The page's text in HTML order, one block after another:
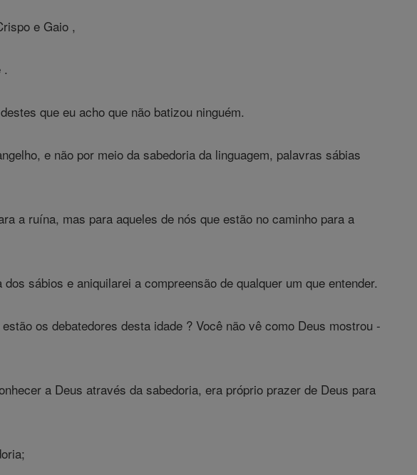
e Gaio ,
.
que eu acho que não batizou ninguém.
e não por meio da sabedoria da linguagem, palavras sábias
a ruína, mas para aqueles de nós que estão no caminho para a
sábios e aniquilarei a compreensão de qualquer um que entender.
os debatedores desta idade ? Você não vê como Deus mostrou -
a Deus através da sabedoria, era próprio prazer de Deus para